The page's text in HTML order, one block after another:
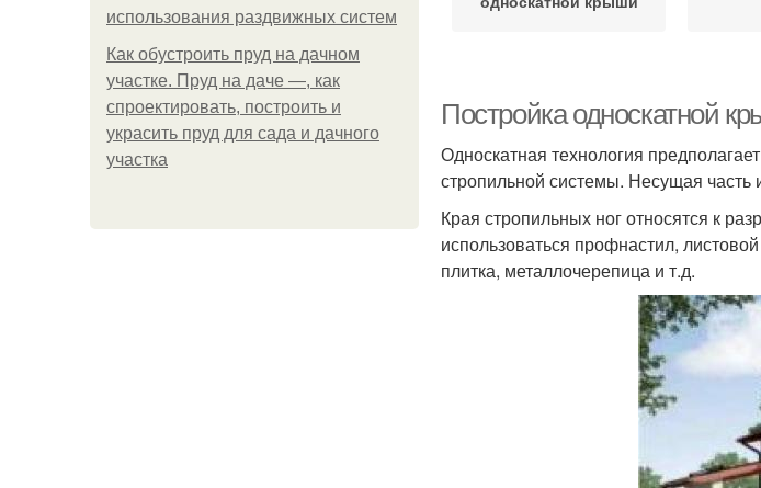
использования раздвижных систем
Как обустроить пруд на дачном
участке. Пруд на даче —, как
спроектировать, построить и
украсить пруд для сада и дачного
участка
Постройка односкатной
Односкатная технология
стропильной системы. Несущая часть
Края стропильных ног относятся к
использоваться профнастил,
плитка, металлочерепица и т.д.